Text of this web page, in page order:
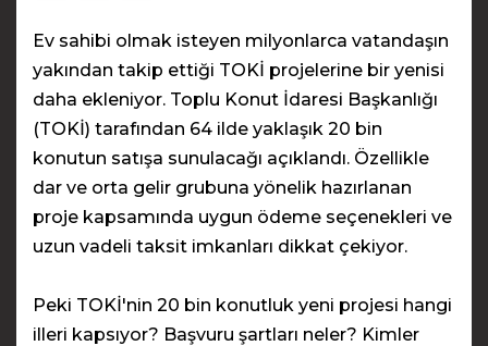
Ev sahibi olmak isteyen milyonlarca vatandaşın
yakından takip ettiği TOKİ projelerine bir yenisi
daha ekleniyor. Toplu Konut İdaresi Başkanlığı
(TOKİ) tarafından 64 ilde yaklaşık 20 bin
konutun satışa sunulacağı açıklandı. Özellikle
dar ve orta gelir grubuna yönelik hazırlanan
proje kapsamında uygun ödeme seçenekleri ve
uzun vadeli taksit imkanları dikkat çekiyor.
Peki TOKİ'nin 20 bin konutluk yeni projesi hangi
illeri kapsıyor? Başvuru şartları neler? Kimler